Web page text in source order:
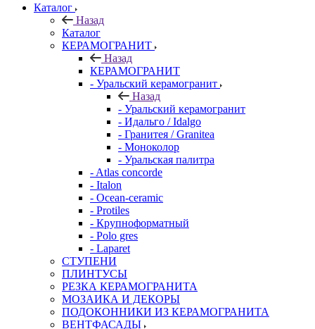
Каталог
Назад
Каталог
КЕРАМОГРАНИТ
Назад
КЕРАМОГРАНИТ
- Уральский керамогранит
Назад
- Уральский керамогранит
- Идальго / Idalgo
- Гранитея / Granitea
- Моноколор
- Уральская палитра
- Atlas concorde
- Italon
- Ocean-ceramic
- Protiles
- Крупноформатный
- Polo gres
- Laparet
СТУПЕНИ
ПЛИНТУСЫ
РЕЗКА КЕРАМОГРАНИТА
МОЗАИКА И ДЕКОРЫ
ПОДОКОННИКИ ИЗ КЕРАМОГРАНИТА
ВЕНТФАСАДЫ